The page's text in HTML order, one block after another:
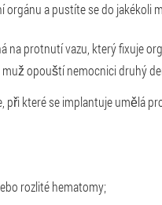
orgánu a pustíte se do jakékoli
na protnutí vazu, který fixuje
opouští nemocnici druhý
při které se implantuje umělá
rozlité hematomy;